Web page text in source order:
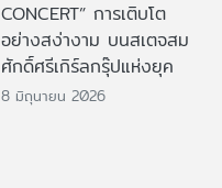
CONCERT” การเติบโต
อย่างสง่างาม บนสเตจสม
ศักดิ์ศรีเกิร์ลกรุ๊ปแห่งยุค
8 มิถุนายน 2026